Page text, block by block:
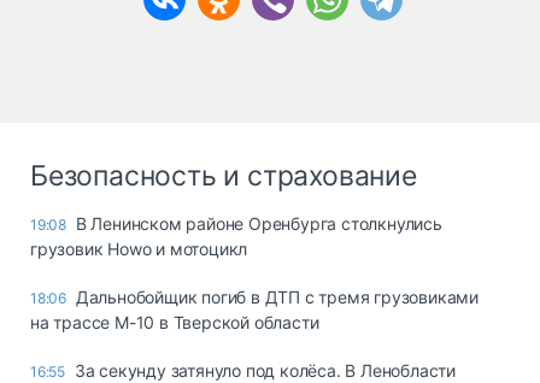
Безопасность и страхование
19:08 В Ленинском районе Оренбурга столкнулись
грузовик Howo и мотоцикл
18:06 Дальнобойщик погиб в ДТП с тремя грузовиками
на трассе М-10 в Тверской области
16:55 За секунду затянуло под колёса. В Ленобласти